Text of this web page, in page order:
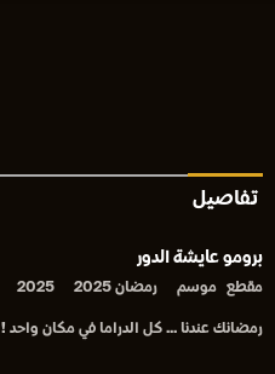
تفاصيل
برومو عايشة الدور
مقطع موسم رمضان 2025 2025
رمضانك عندنا ... كل الدراما في مكان واحد !